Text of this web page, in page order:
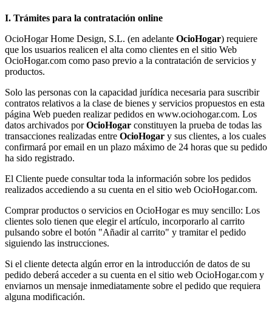
I. Trámites para la contratación online
OcioHogar Home Design, S.L. (en adelante OcioHogar) requiere
que los usuarios realicen el alta como clientes en el sitio Web
OcioHogar.com como paso previo a la contratación de servicios y
productos.
Solo las personas con la capacidad jurídica necesaria para suscribir
contratos relativos a la clase de bienes y servicios propuestos en esta
página Web pueden realizar pedidos en www.ociohogar.com. Los
datos archivados porOcioHogar constituyen la prueba de todas las
transacciones realizadas entre OcioHogar y sus clientes, a los cuales
confirmará por email en un plazo máximo de 24 horas que su pedido
ha sido registrado.
El Cliente puede consultar toda la información sobre los pedidos
realizados accediendo a su cuenta en el sitio web OcioHogar.com.
Comprar productos o servicios en OcioHogar es muy sencillo: Los
clientes solo tienen que elegir el artículo, incorporarlo al carrito
pulsando sobre el botón "Añadir al carrito" y tramitar el pedido
siguiendo las instrucciones.
Si el cliente detecta algún error en la introducción de datos de su
pedido deberá acceder a su cuenta en el sitio web OcioHogar.com y
enviarnos un mensaje inmediatamente sobre el pedido que requiera
alguna modificación.